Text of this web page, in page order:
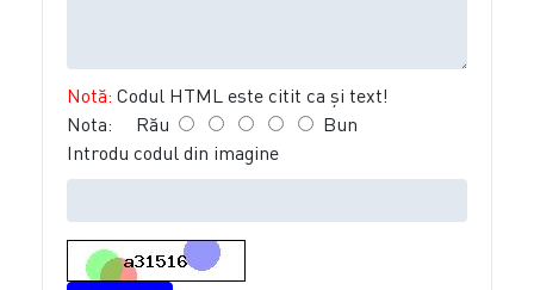
Notă: Codul HTML este citit ca şi text!
Nota: Rău
Bun
Introdu codul din imagine